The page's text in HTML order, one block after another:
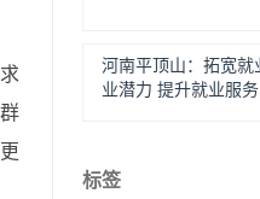
河南平顶山：拓宽就
业潜力 提升就业服
标签